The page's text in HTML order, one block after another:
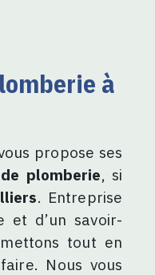
propose ses
plomberie, si
. Entreprise
et d’un savoir-
tout en
Nous vous